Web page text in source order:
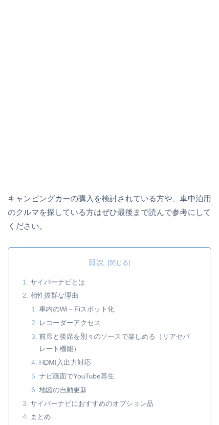
キャンピングカーの購入を検討されている方や、車中泊用
のクルマを探している方はぜひ最後まで読んで参考にして
ください。
目次
サイバーナビとは
相性抜群な理由
車内のWi－Fiスポット化
レコーダーアクセス
前席と後席を別々のソースで楽しめる（リアセパ
レート機能）
HDMI入出力対応
ナビ画面でYouTube再生
地図の自動更新
サイバーナビにおすすめのオプション品
まとめ